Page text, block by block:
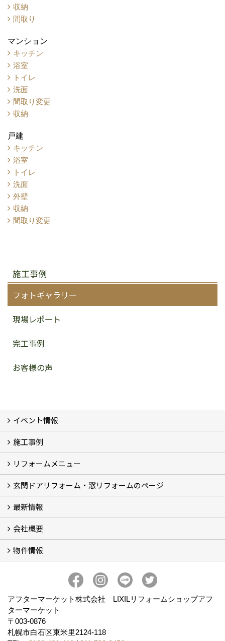
収納
間取り
マンション
キッチン
浴室
トイレ
洗面
間取り変更
収納
戸建
キッチン
浴室
トイレ
洗面
外壁
収納
間取り変更
施工事例
フォトギャラリー
現場レポート
完工事例
お客様の声
イベント情報
イベント予告
イベント報告
施工事例
フォトギャラリー
BeforeAfter (29)
お客様の声
リフォームメニュー
リフォームの流れ
窓リフォーム (3)
玄関ドアリフォーム (2)
キッチンリフォーム (4)
浴室リフォーム (3)
トイレリフォーム (5)
洗面リフォーム (2)
マンションリフォーム (3)
収納リフォーム
カーポート工事
風除室工事
ウッドデッキ・タイルデッキ工事
エクステリア工事 (2)
内装リフォーム
雨樋設置・修繕
外壁張替・塗装 (2)
エアコン取付工事
玄関ドアリフォーム・窓リフォームのページ
玄関ドアリフォーム
内窓交換・外窓交換・ガラス交換 (18)
最新情報
補助金情報
各種キャンペーン (2)
会社概要
会社概要
コンセプト
アクセス
スタッフ紹介
スタッフブログ
プライバシーポリシー
アフターメンテナンス
お客様サポート
事業紹介
物件情報
アフターマーケット株式会社 LIXILリフォームショップアフ
ターマーケット
〒003-0876
札幌市白石区東米里2124-118